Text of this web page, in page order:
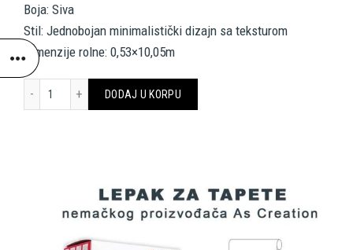
Boja: Siva
Stil: Jednobojan minimalistički dizajn sa teksturom
Dimenzije rolne: 0,53×10,05m
DODAJ U KORPU